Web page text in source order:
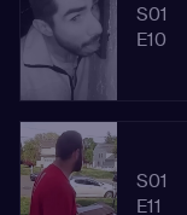
S01
E10
S01
E11